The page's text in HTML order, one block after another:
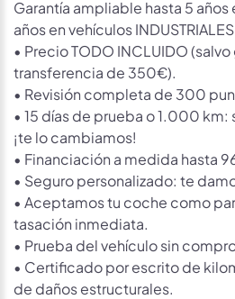
Garantía ampliable hasta 5 años
años en vehículos
• Precio TODO INCLUIDO
transferencia de 350€).
• Revisión completa de 300
• 15 días de prueba o 1.000
¡te lo cambiamos!
• Financiación a medida hasta
• Seguro personalizado: te
• Aceptamos tu coche como
tasación inmediata.
• Prueba del vehículo sin
• Certificado por escrito de
de daños estructurales.